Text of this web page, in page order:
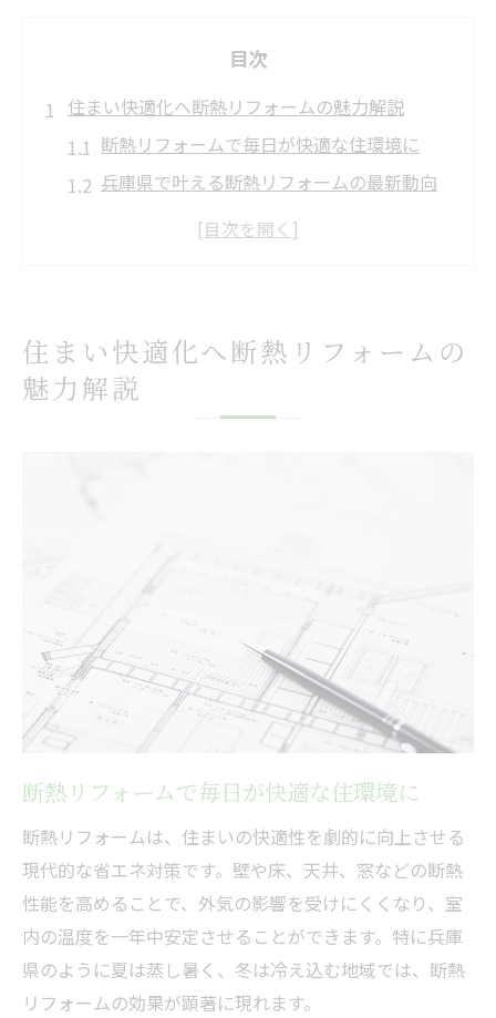
目次
住まい快適化へ断熱リフォームの魅力解説
断熱リフォームで毎日が快適な住環境に
兵庫県で叶える断熱リフォームの最新動向
補助金活用が断熱リフォームの魅力を倍増
補助金活用で叶える省エネリフォーム術
断熱リフォーム補助金で費用負担を軽減
兵庫県リフォーム補助金一覧の活用法
2026年度の新制度で賢く補助金申請を
2026年断熱リフォーム補助金最新情報
2026年度補助金申請スケジュール把握法
申請漏れ防止の断熱リフォーム準備ポイン
2026年度の兵庫県補助金一覧を徹底解説
ツ
エアコン効率を高める断熱対策とは
断熱リフォームでエアコン効率大幅UP
開口部断熱で夏冬の快適さを実感しよう
断熱リフォームが光熱費節約に直結する理
住まい快適化へ断熱リフォームの
魅力解説
断熱リフォームで毎日が快適な住環境に
断熱リフォームは、住まいの快適性を劇的に向上させる
現代的な省エネ対策です。壁や床、天井、窓などの断熱
性能を高めることで、外気の影響を受けにくくなり、室
内の温度を一年中安定させることができます。特に兵庫
県のように夏は蒸し暑く、冬は冷え込む地域では、断熱
リフォームの効果が顕著に現れます。